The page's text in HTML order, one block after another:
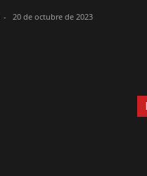
- 20 de octubre de 2023